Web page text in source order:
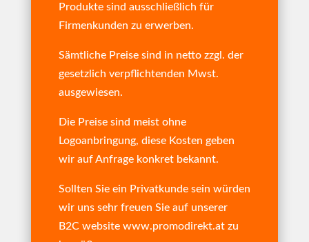
Produkte sind ausschließlich für
Firmenkunden zu erwerben.
Sämtliche Preise sind in netto zzgl. der
gesetzlich verpflichtenden Mwst.
ausgewiesen.
Die Preise sind meist ohne
Logoanbringung, diese Kosten geben
wir auf Anfrage konkret bekannt.
Sollten Sie ein Privatkunde sein würden
wir uns sehr freuen Sie auf unserer
B2C website www.promodirekt.atzu